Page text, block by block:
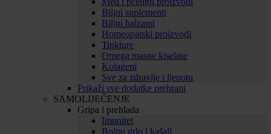
Biljni suplementi
Biljni balzami
Homeopatski proizvodi
Tinkture
Omega masne kiseline
Kolageni
Sve za zdravlje i ljepotu
Prikaži sve dodatke prehrani
SAMOLIJEČENJE
Gripa i prehlada
Imunitet
Bolno grlo i kašalj